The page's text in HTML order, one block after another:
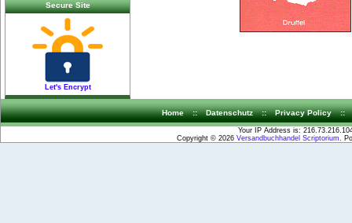
Secure Site
Let's Encrypt
Home :: Datenschutz :: Privacy Policy ::
Your IP Address is:
Copyright © 2026 Versandbuchhandel Scriptorium .